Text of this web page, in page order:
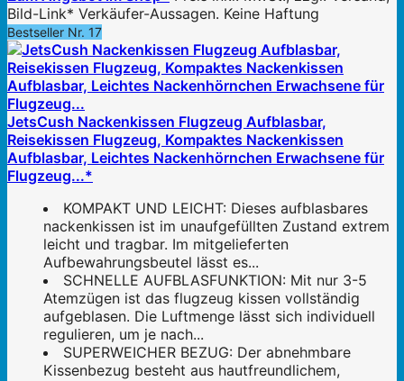
Bild-Link* Verkäufer-Aussagen. Keine Haftung
Bestseller Nr. 17
JetsCush Nackenkissen Flugzeug Aufblasbar,
Reisekissen Flugzeug, Kompaktes Nackenkissen
Aufblasbar, Leichtes Nackenhörnchen Erwachsene für
Flugzeug...*
KOMPAKT UND LEICHT: Dieses aufblasbares
nackenkissen ist im unaufgefüllten Zustand extrem
leicht und tragbar. Im mitgelieferten
Aufbewahrungsbeutel lässt es...
SCHNELLE AUFBLASFUNKTION: Mit nur 3-5
Atemzügen ist das flugzeug kissen vollständig
aufgeblasen. Die Luftmenge lässt sich individuell
regulieren, um je nach...
SUPERWEICHER BEZUG: Der abnehmbare
Kissenbezug besteht aus hautfreundlichem,